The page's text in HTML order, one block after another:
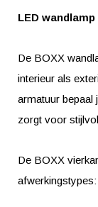
LED
De BOXX
interieur als
armatuur bepaal
zorgt voor
De BOXX
afwerkingstypes: